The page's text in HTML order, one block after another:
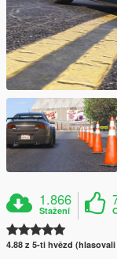
1.866
Stažení
4.88 z 5-ti hvězd